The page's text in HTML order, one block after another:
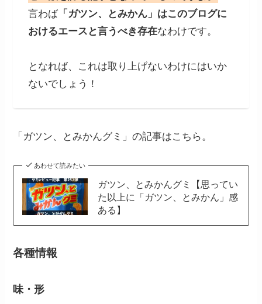
言わば「ガツン、とみかん」はこのブログに
おけるエースと言うべき存在なわけです。
となれば、これは取り上げないわけにはいか
ないでしょう！
「ガツン、とみかんグミ」の記事はこちら。
あわせて読みたい
ガツン、とみかんグミ【思ってい
た以上に「ガツン、とみかん」感
ある】
各種情報
味・形